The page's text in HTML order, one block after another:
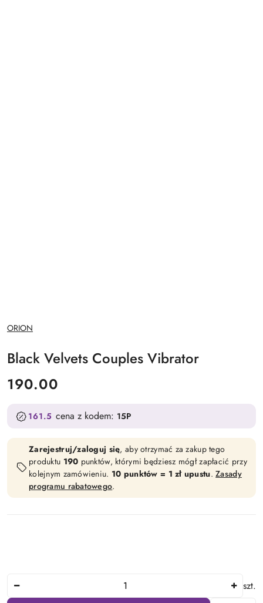
NAZWA
PRODUCENTA:
ORION
Black Velvets Couples Vibrator
cena:
190.00
161.5 cena z kodem: 15P
Zarejestruj/zaloguj się, aby otrzymać za zakup tego
produktu 190 punktów, którymi będziesz mógł zapłacić przy
kolejnym zamówieniu. 10 punktów = 1 zł upustu.Zasady
programu rabatowego.
szt.